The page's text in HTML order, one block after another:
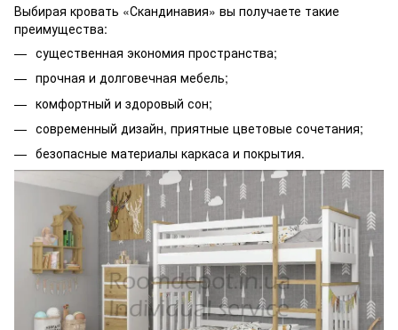
Выбирая кровать «Скандинавия» вы получаете такие
преимущества:
существенная экономия пространства;
прочная и долговечная мебель;
комфортный и здоровый сон;
современный дизайн, приятные цветовые сочетания;
безопасные материалы каркаса и покрытия.